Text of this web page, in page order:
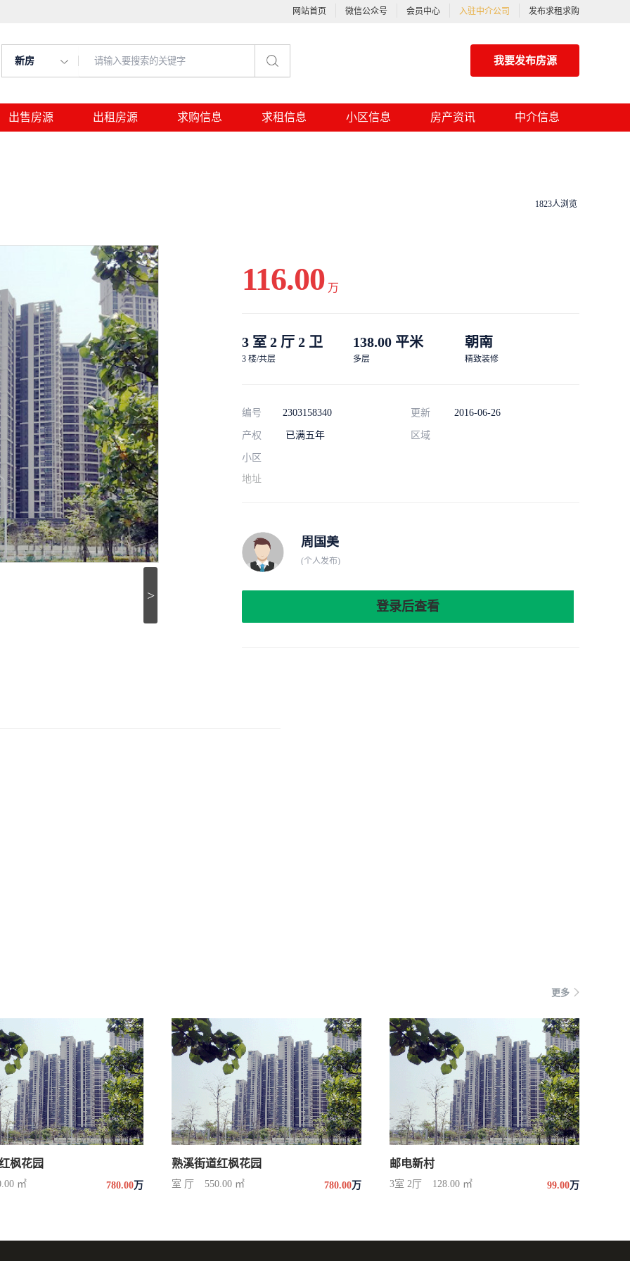
网站首页 微信公众号 会员中心 入驻中介公司 发布求租求购
新房 我要发布房源
出售房源 出租房源 求购信息 求租信息 小区信息 房产资讯 中介信息
1823人浏览
>
116.00 万
3 室 2 厅 2 卫
3 楼/共层
138.00 平米
多层
朝南
精致装修
编号 2303158340 更新 2016-06-26
产权 已满五年 区域
小区
地址
周国美
(个人发布)
登录后查看
更多
枫花园
㎡ 780.00万
熟溪街道红枫花园
室 厅 550.00 ㎡ 780.00万
邮电新村
3室 2厅 128.00 ㎡ 99.00万